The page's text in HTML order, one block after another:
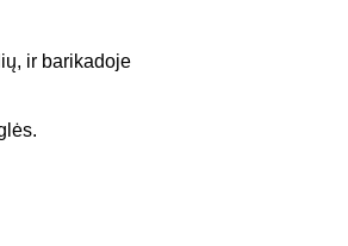
ir barikadoje